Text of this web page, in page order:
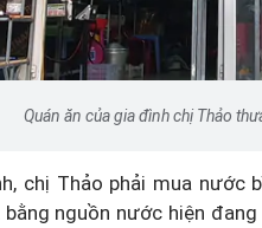
Quán ăn của gia đình chị Thảo
chị Thảo phải mua
nguồn nước hiện